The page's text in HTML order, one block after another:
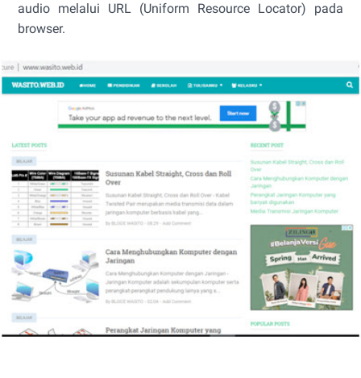
audio melalui URL (Uniform Resource Locator) pada
browser.